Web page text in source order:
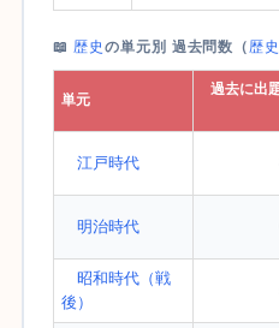
📖 歴史 の単元別 過去問数（ 歴史
単元
過去に出
江戸時代
明治時代
昭和時代（戦
後）